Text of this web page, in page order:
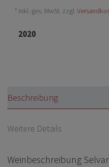
* inkl. ges. MwSt. zzgl.
2020
Beschreibung
Weitere Details
Weinbeschreibung